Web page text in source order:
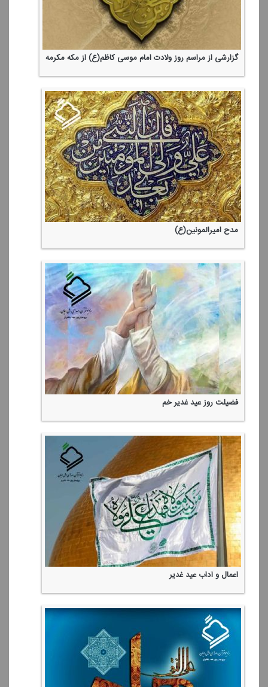
گزارشی از مراسم روز ولادت امام موسی كاظم(ع) از مكه مكرمه
مدح امیرالمونین(ع)
فضیلت روز عید غدیر خم
اعمال و آداب عید غدیر